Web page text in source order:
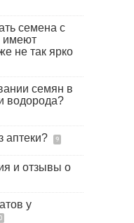
семена с
имеют
не так ярко
семян в
водорода?
аптеки? 9
и отзывы о
у